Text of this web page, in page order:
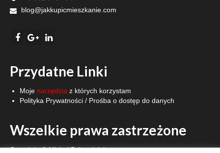
blog@jakkupicmieszkanie.com
Przydatne Linki
Moje narzędzia z których korzystam
Polityka Prywatności / Prośba o dostęp do danych
Wszelkie prawa zastrzeżone
Copyright © Michał Dziemdziela.